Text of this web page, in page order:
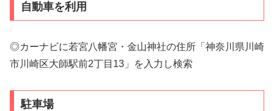
自動車を利用
◎カーナビに若宮八幡宮・金山神社の住所「神奈川県川崎
市川崎区大師駅前2丁目13」を入力し検索
駐車場